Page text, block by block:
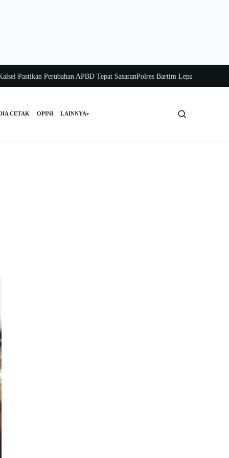
Perubahan APBD Tepat SasaranPolres Bartim Lepas Bakti Sosial
CETAK OPINI LAINNYA▾